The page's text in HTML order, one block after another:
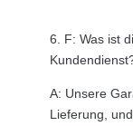
6. F: Was ist
A: Unsere
Lieferung,